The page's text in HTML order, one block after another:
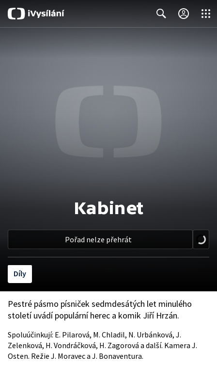
Kabinet
Pořad nelze přehrát
Díly
Pestré pásmo písniček sedmdesátých let minulého
století uvádí populární herec a komik Jiří Hrzán.
Spoluúčinkují: E. Pilarová, M. Chladil, N. Urbánková, J.
Zelenková, H. Vondráčková, H. Zagorová a další. Kamera J.
Osten. Režie J. Moravec a J. Bonaventura.